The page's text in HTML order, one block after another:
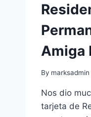
Amiga
By marksadmin
Nos dio
tarjeta de